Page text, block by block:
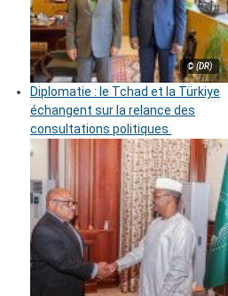
© (DR)
Diplomatie : le Tchad et la Türkiye
échangent sur la relance des
consultations politiques